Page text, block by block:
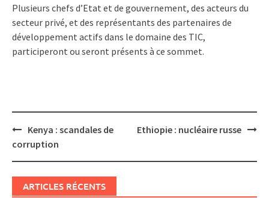
Plusieurs chefs d’Etat et de gouvernement, des acteurs du
secteur privé, et des représentants des partenaires de
développement actifs dans le domaine des TIC,
participeront ou seront présents à ce sommet.
Post
navigation
Kenya : scandales de
corruption
Ethiopie : nucléaire russe
ARTICLES RÉCENTS